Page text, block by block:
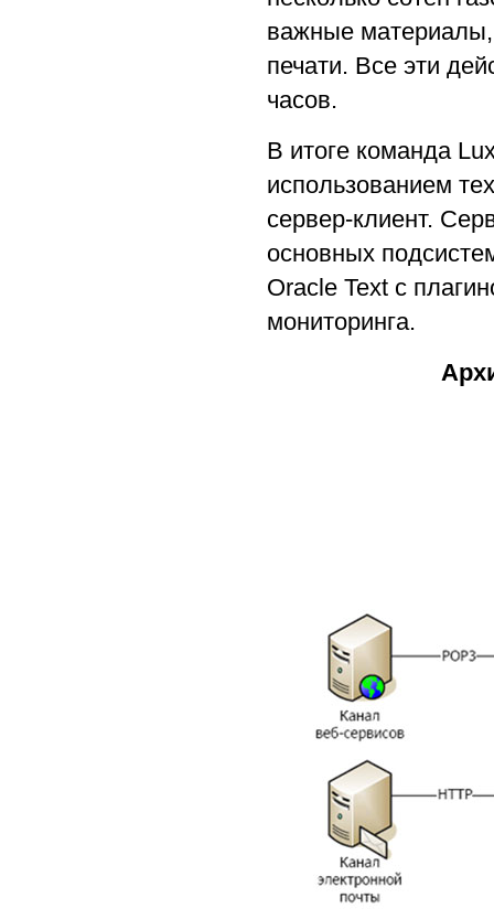
важные материалы,
печати. Все эти
часов.
В итоге команда
использованием
сервер-клиент.
основных
Oracle Text с
мониторинга.